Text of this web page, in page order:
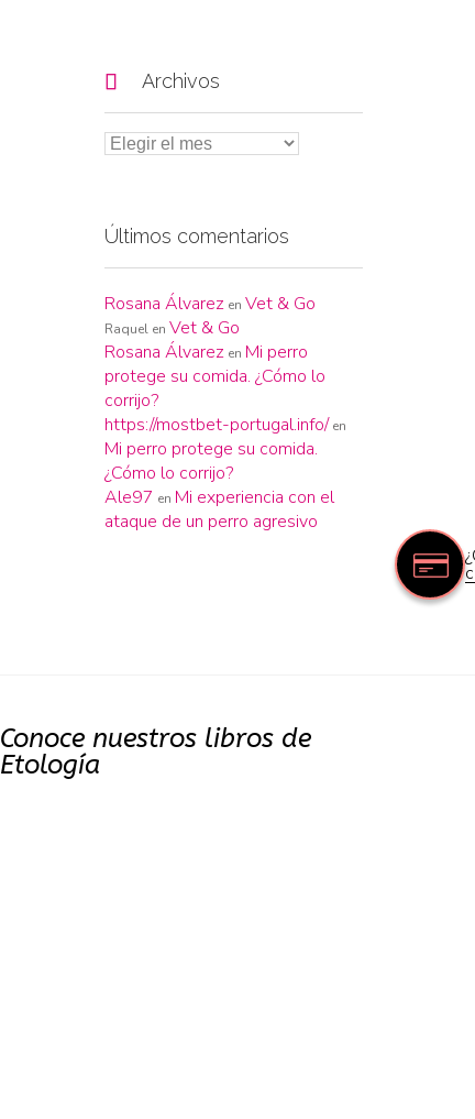
 Archivos
Últimos comentarios
Rosana Álvarez en Vet & Go
Raquel en Vet & Go
Rosana Álvarez en Mi perro
protege su comida. ¿Cómo lo
corrijo?
https://mostbet-portugal.info/ en
Mi perro protege su comida.
¿Cómo lo corrijo?
Ale97 en Mi experiencia con el
ataque de un perro agresivo
Conoce nuestros libros de
Etología